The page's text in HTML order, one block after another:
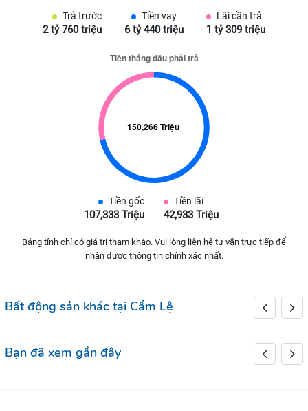
Trả trước
2 tỷ 760 triệu
Tiền vay
6 tỷ 440 triệu
Lãi cần trả
1 tỷ 309 triệu
Tiền gốc
107,333 Triệu
Tiền lãi
42,933 Triệu
Bảng tính chỉ có giá trị tham khảo. Vui lòng liên hệ tư vấn trực tiếp để
nhận được thông tin chính xác nhất.
Bất động sản khác tại Cẩm Lệ
Bạn đã xem gần đây